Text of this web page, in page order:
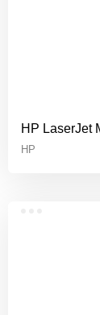
HP LaserJet
HP